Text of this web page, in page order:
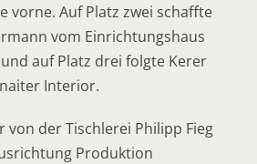
vorne. Auf Platz zwei schaffte
vom Einrichtungshaus
auf Platz drei folgte Kerer
Interior.
von der Tischlerei Philipp Fieg
Produktion